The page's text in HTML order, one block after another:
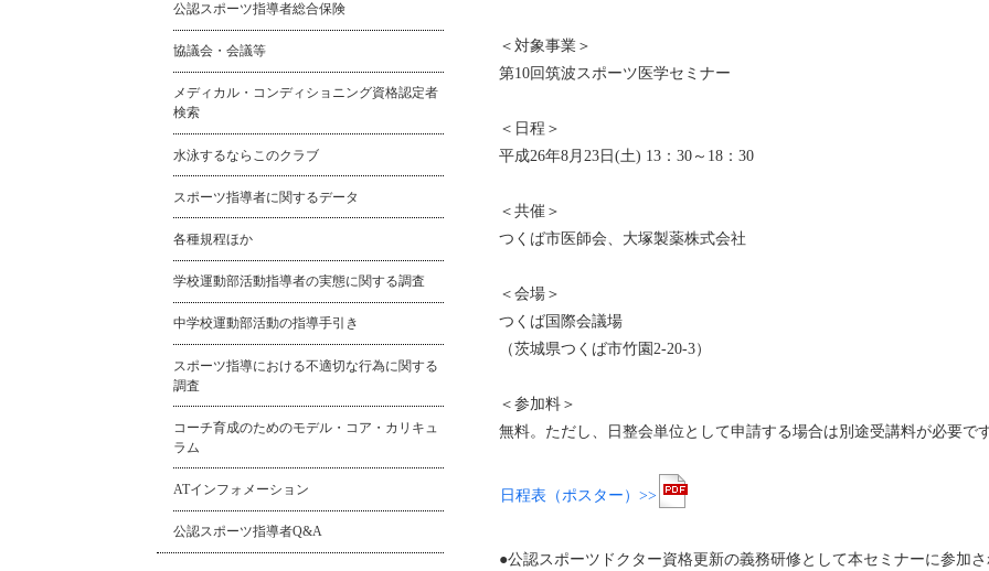
＜対象事業＞
第10回筑波スポーツ医学セミナー
＜日程＞
平成26年8月23日(土) 13：30～18：30
＜共催＞
つくば市医師会、大塚製薬株式会社
＜会場＞
つくば国際会議場
（茨城県つくば市竹園2-20-3）
＜参加料＞
無料。ただし、日整会単位として申請する場合は別途受講料が必要で
日程表（ポスター）>>
●公認スポーツドクター資格更新の義務研修として本セミナーに参加
公認スポーツ指導者総合保険
協議会・会議等
メディカル・コンディショニング資格認定者
検索
水泳するならこのクラブ
スポーツ指導者に関するデータ
各種規程ほか
学校運動部活動指導者の実態に関する調査
中学校運動部活動の指導手引き
スポーツ指導における不適切な行為に関する
調査
コーチ育成のためのモデル・コア・カリキュ
ラム
ATインフォメーション
公認スポーツ指導者Q&A